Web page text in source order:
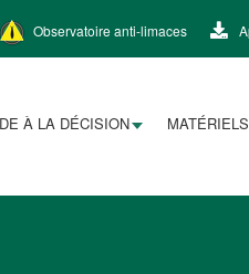
Observatoire anti-limaces
À LA DÉCISION MATÉRIELS